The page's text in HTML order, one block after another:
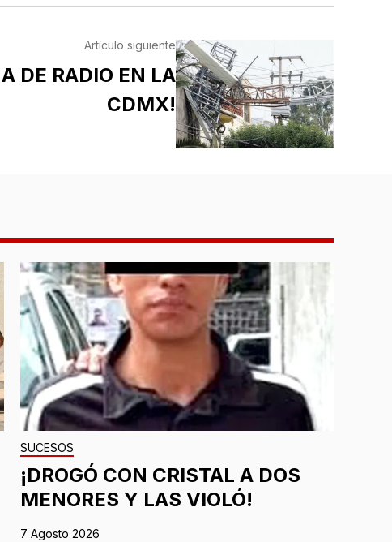
Artículo siguiente
DE RADIO EN LA
CDMX!
SUCESOS
¡DROGÓ CON CRISTAL A DOS
MENORES Y LAS VIOLÓ!
7 Agosto 2026